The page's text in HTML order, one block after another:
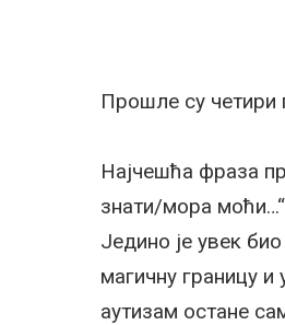
Прошле су четири
Најчешћа фраза
знати/мора
Једино је увек
магичну границу
аутизам остане